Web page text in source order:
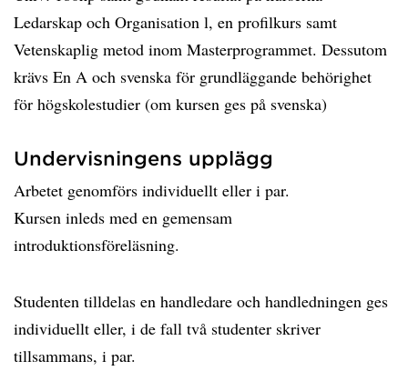
Ledarskap och Organisation l, en profilkurs samt
Vetenskaplig metod inom Masterprogrammet. Dessutom
krävs En A och svenska för grundläggande behörighet
för högskolestudier (om kursen ges på svenska)
Undervisningens upplägg
Arbetet genomförs individuellt eller i par.
Kursen inleds med en gemensam
introduktionsföreläsning.
Studenten tilldelas en handledare och handledningen ges
individuellt eller, i de fall två studenter skriver
tillsammans, i par.